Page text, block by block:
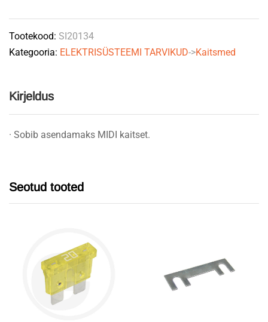
Tootekood: SI20134
Kategooria: ELEKTRISÜSTEEMI TARVIKUD->Kaitsmed
Kirjeldus
· Sobib asendamaks MIDI kaitset.
Seotud tooted